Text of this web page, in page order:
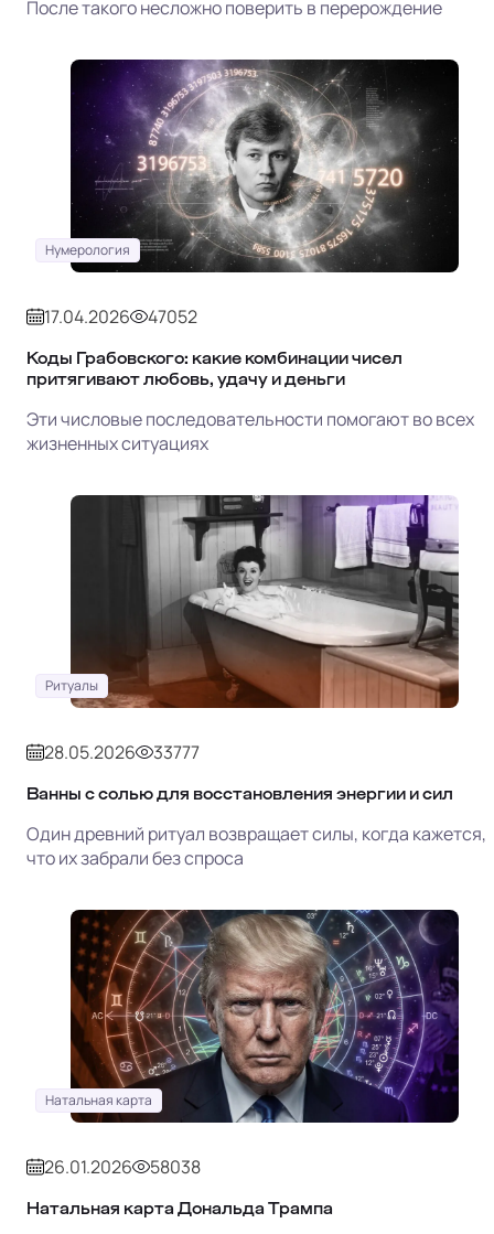
После такого несложно поверить в перерождение
Нумерология
17.04.2026 47052
Коды Грабовского: какие комбинации чисел
притягивают любовь, удачу и деньги
Эти числовые последовательности помогают во всех
жизненных ситуациях
Ритуалы
28.05.2026 33777
Ванны с солью для восстановления энергии и сил
Один древний ритуал возвращает силы, когда кажется,
что их забрали без спроса
Натальная карта
26.01.2026 58038
Натальная карта Дональда Трампа